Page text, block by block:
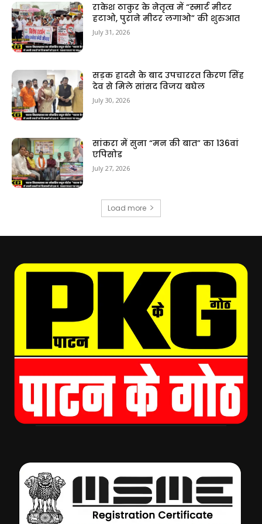
राकेश ठाकुर के नेतृत्व में “स्मार्ट मीटर
हटाओ, पुराने मीटर लगाओ” की शुरुआत
July 31, 2026
सड़क हादसे के बाद उपचाररत किरण सिंह
देव से मिले सांसद विजय बघेल
July 30, 2026
सांकरा में सुना “मन की बात” का 136वां
एपिसोड
July 27, 2026
Load more